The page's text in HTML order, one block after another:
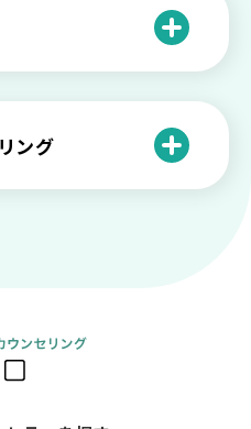
なれない！という人
強い人の2つの違い
本当に？「自分は
法も】
くいかないと感じる
カウンセリングの
がない？効果半減
受けたい人向け】カ
カウンセリングの違
】
働き方は？こんな
ち直る過程と具体的
ットを失った時の症
カウンセリングの敷
を紹介
い？1分100円『ココ
を解説
ング
ラインカウンセリ
資格・今すぐ相談で